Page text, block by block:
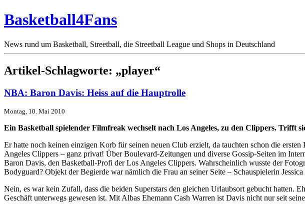
Basketball4Fans
News rund um Basketball, Streetball, die Streetball League und Shops in Deutschland
Artikel-Schlagworte: „player“
NBA: Baron Davis: Heiss auf die Hauptrolle
Montag, 10. Mai 2010
Ein Basketball spielender Filmfreak wechselt nach Los Angeles, zu den Clippers. Trifft
Er hatte noch keinen einzigen Korb für seinen neuen Club erzielt, da tauchten schon die
Angeles Clippers – ganz privat! Über Boulevard-Zeitungen und diverse Gossip-Seiten im
Baron Davis, den Basketball-Profi der Los Angeles Clippers. Wahrscheinlich wusste der
Bodyguard? Objekt der Begierde war nämlich die Frau an seiner Seite – Schauspielerin
Nein, es war kein Zufall, dass die beiden Superstars den gleichen Urlaubsort gebucht
Geschäft unterwegs gewesen ist. Mit Albas Ehemann Cash Warren ist Davis nicht nur seit